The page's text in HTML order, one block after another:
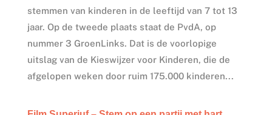
stemmen van kinderen in de leeftijd van 7 tot 13
jaar. Op de tweede plaats staat de PvdA, op
nummer 3 GroenLinks. Dat is de voorlopige
uitslag van de Kieswijzer voor Kinderen, die de
afgelopen weken door ruim 175.000 kinderen...